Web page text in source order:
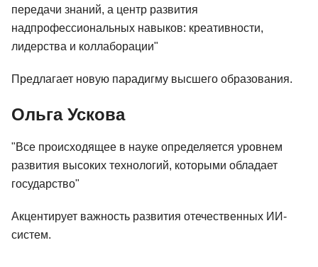
передачи знаний, а центр развития
надпрофессиональных навыков: креативности,
лидерства и коллаборации"
Предлагает новую парадигму высшего образования.
Ольга Ускова
"Все происходящее в науке определяется уровнем
развития высоких технологий, которыми обладает
государство"
Акцентирует важность развития отечественных ИИ-
систем.